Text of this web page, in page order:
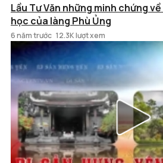
Lầu Tư Văn những minh chứng
học của làng Phù Ủng
6 năm trước 12.3K lượt xem